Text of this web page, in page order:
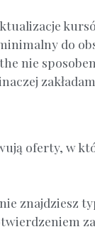
do
nie
oferty, w
znajdziesz